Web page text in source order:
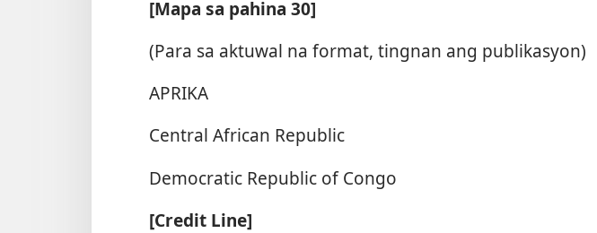
[Mapa sa pahina 30]
(Para sa aktuwal na format, tingnan ang publikasyon)
APRIKA
Central African Republic
Democratic Republic of Congo
[Credit Line]